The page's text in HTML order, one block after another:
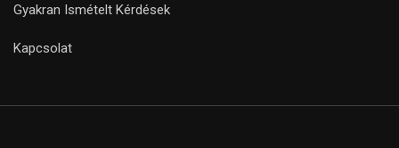
Gyakran Ismételt Kérdések
Kapcsolat